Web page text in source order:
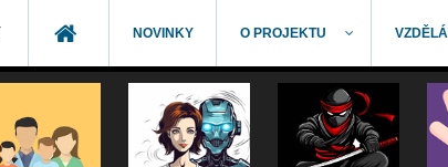
NOVINKY O PROJEKTU